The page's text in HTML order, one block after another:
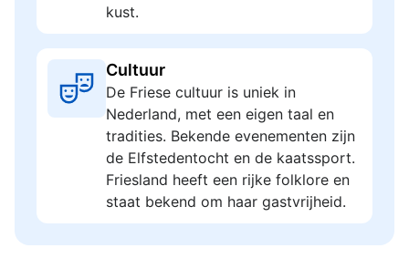
kust.
Cultuur
De Friese cultuur is uniek in
Nederland, met een eigen taal en
tradities. Bekende evenementen zijn
de Elfstedentocht en de kaatssport.
Friesland heeft een rijke folklore en
staat bekend om haar gastvrijheid.